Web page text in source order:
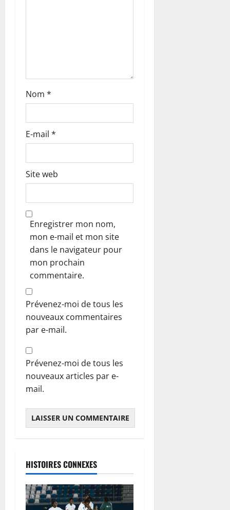
e
Nom *
E-mail *
Site web
Enregistrer mon nom,
mon e-mail et mon site
dans le navigateur pour
mon prochain
commentaire.
Prévenez-moi de tous les
nouveaux commentaires
par e-mail.
Prévenez-moi de tous les
nouveaux articles par e-
mail.
HISTOIRES CONNEXES